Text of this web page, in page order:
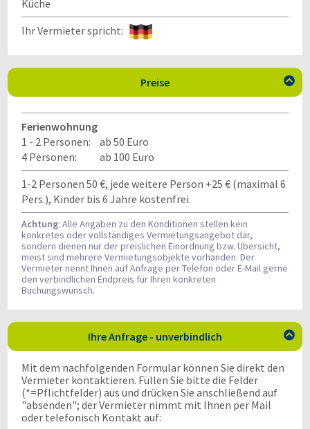
Küche
Ihr Vermieter spricht:
Preise 
Ferienwohnung
1 - 2 Personen:
ab 50 Euro
4 Personen:
ab 100 Euro
1-2 Personen 50 €, jede weitere Person +25 € (maximal 6
Pers.), Kinder bis 6 Jahre kostenfrei
Achtung: Alle Angaben zu den Konditionen stellen kein
konkretes oder vollständiges Vermietungsangebot dar,
sondern dienen nur der preislichen Einordnung bzw. Übersicht,
meist sind mehrere Vermietungsobjekte vorhanden. Der
Vermieter nennt Ihnen auf Anfrage per Telefon oder E-Mail gerne
den verbindlichen Endpreis für Ihren konkreten
Buchungswunsch.
Ihre Anfrage - unverbindlich 
Mit dem nachfolgenden Formular können Sie direkt den
Vermieter kontaktieren. Füllen Sie bitte die Felder
(*=Pflichtfelder) aus und drücken Sie anschließend auf
"absenden"; der Vermieter nimmt mit Ihnen per Mail
oder telefonisch Kontakt auf: